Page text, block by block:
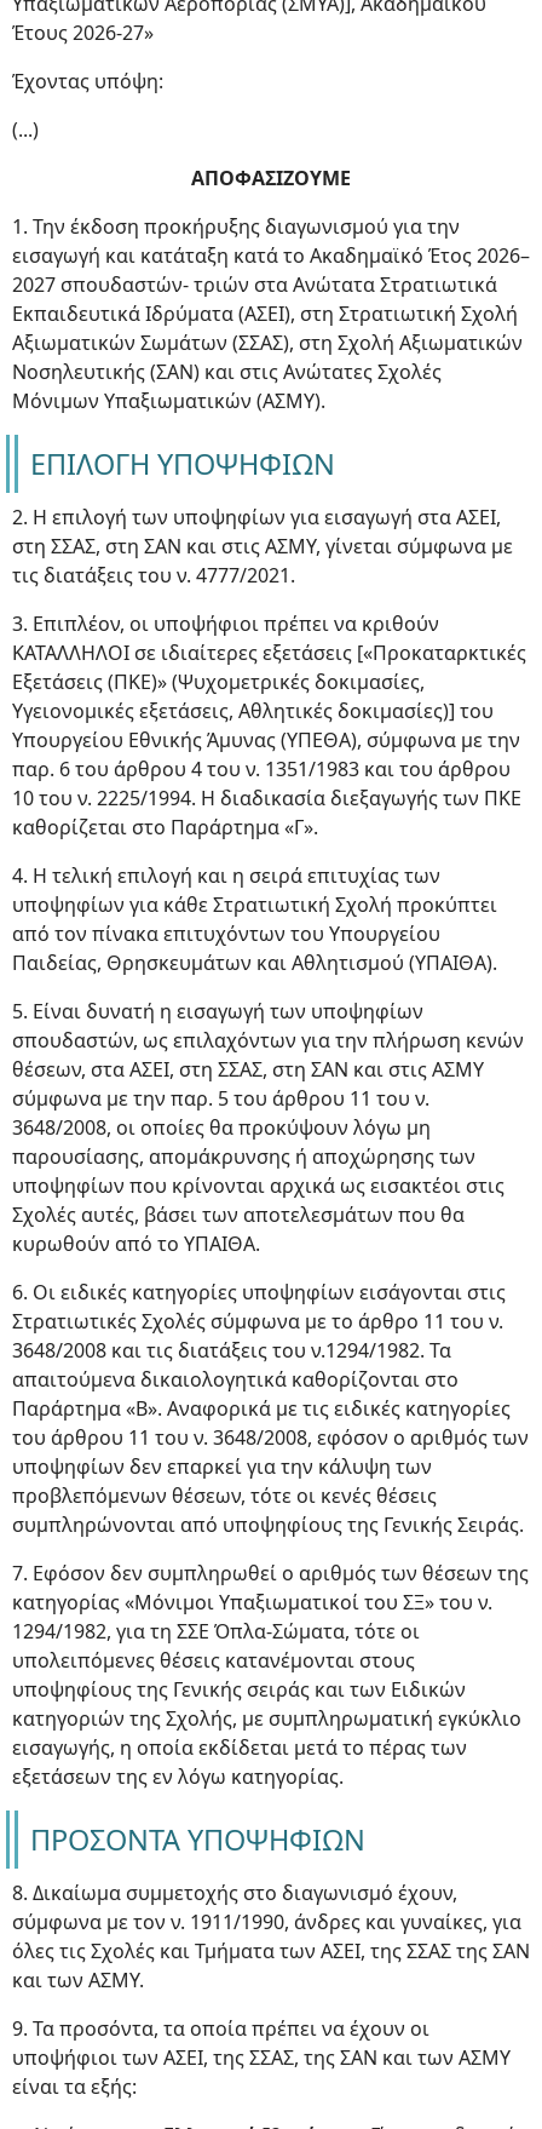
Έτους 2026-27»
Έχοντας υπόψη:
(...)
ΑΠΟΦΑΣΙΖΟΥΜΕ
1. Την έκδοση προκήρυξης διαγωνισμού για την
εισαγωγή και κατάταξη κατά το Ακαδημαϊκό Έτος 2026–
2027 σπουδαστών- τριών στα Ανώτατα Στρατιωτικά
Εκπαιδευτικά Ιδρύματα (ΑΣΕΙ), στη Στρατιωτική Σχολή
Αξιωματικών Σωμάτων (ΣΣΑΣ), στη Σχολή Αξιωματικών
Νοσηλευτικής (ΣΑΝ) και στις Ανώτατες Σχολές
Μόνιμων Υπαξιωματικών (ΑΣΜΥ).
ΕΠΙΛΟΓΗ ΥΠΟΨΗΦΙΩΝ
2. H επιλογή των υποψηφίων για εισαγωγή στα ΑΣΕΙ,
στη ΣΣΑΣ, στη ΣΑΝ και στις ΑΣΜΥ, γίνεται σύμφωνα με
τις διατάξεις του ν. 4777/2021.
3. Επιπλέον, οι υποψήφιοι πρέπει να κριθούν
ΚΑΤΑΛΛΗΛΟΙ σε ιδιαίτερες εξετάσεις [«Προκαταρκτικές
Εξετάσεις (ΠΚΕ)» (Ψυχομετρικές δοκιμασίες,
Υγειονομικές εξετάσεις, Αθλητικές δοκιμασίες)] του
Υπουργείου Εθνικής Άμυνας (ΥΠΕΘΑ), σύμφωνα με την
παρ. 6 του άρθρου 4 του ν. 1351/1983 και του άρθρου
10 του ν. 2225/1994. Η διαδικασία διεξαγωγής των ΠΚΕ
καθορίζεται στο Παράρτημα «Γ».
4. Η τελική επιλογή και η σειρά επιτυχίας των
υποψηφίων για κάθε Στρατιωτική Σχολή προκύπτει
από τον πίνακα επιτυχόντων του Υπουργείου
Παιδείας, Θρησκευμάτων και Αθλητισμού (ΥΠΑΙΘΑ).
5. Είναι δυνατή η εισαγωγή των υποψηφίων
σπουδαστών, ως επιλαχόντων για την πλήρωση κενών
θέσεων, στα ΑΣΕΙ, στη ΣΣΑΣ, στη ΣΑΝ και στις ΑΣΜΥ
σύμφωνα με την παρ. 5 του άρθρου 11 του ν.
3648/2008, οι οποίες θα προκύψουν λόγω μη
παρουσίασης, απομάκρυνσης ή αποχώρησης των
υποψηφίων που κρίνονται αρχικά ως εισακτέοι στις
Σχολές αυτές, βάσει των αποτελεσμάτων που θα
κυρωθούν από το ΥΠΑΙΘΑ.
6. Οι ειδικές κατηγορίες υποψηφίων εισάγονται στις
Στρατιωτικές Σχολές σύμφωνα με το άρθρο 11 του ν.
3648/2008 και τις διατάξεις του ν.1294/1982. Τα
απαιτούμενα δικαιολογητικά καθορίζονται στο
Παράρτημα «Β». Αναφορικά με τις ειδικές κατηγορίες
του άρθρου 11 του ν. 3648/2008, εφόσον ο αριθμός των
υποψηφίων δεν επαρκεί για την κάλυψη των
προβλεπόμενων θέσεων, τότε οι κενές θέσεις
συμπληρώνονται από υποψηφίους της Γενικής Σειράς.
7. Εφόσον δεν συμπληρωθεί ο αριθμός των θέσεων της
κατηγορίας «Μόνιμοι Υπαξιωματικοί του ΣΞ» του ν.
1294/1982, για τη ΣΣΕ Όπλα-Σώματα, τότε οι
υπολειπόμενες θέσεις κατανέμονται στους
υποψηφίους της Γενικής σειράς και των Ειδικών
κατηγοριών της Σχολής, με συμπληρωματική εγκύκλιο
εισαγωγής, η οποία εκδίδεται μετά το πέρας των
εξετάσεων της εν λόγω κατηγορίας.
ΠΡΟΣΟΝΤΑ ΥΠΟΨΗΦΙΩΝ
8. Δικαίωμα συμμετοχής στο διαγωνισμό έχουν,
σύμφωνα με τον ν. 1911/1990, άνδρες και γυναίκες, για
όλες τις Σχολές και Τμήματα των ΑΣΕΙ, της ΣΣΑΣ της ΣΑΝ
και των ΑΣΜΥ.
9. Τα προσόντα, τα οποία πρέπει να έχουν οι
υποψήφιοι των ΑΣΕΙ, της ΣΣΑΣ, της ΣΑΝ και των ΑΣΜΥ
είναι τα εξής: